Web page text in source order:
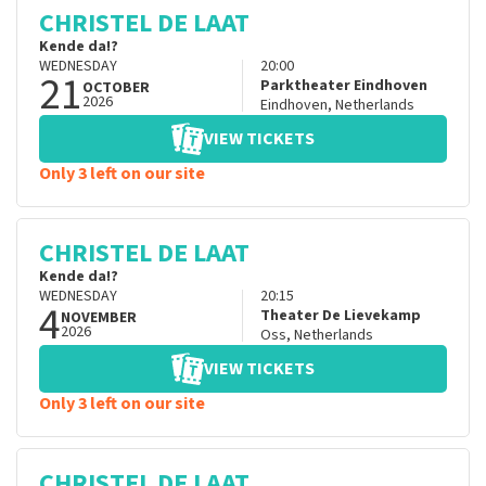
CHRISTEL DE LAAT
Kende da!?
WEDNESDAY
21 OCTOBER
2026
20:00
Parktheater Eindhoven
Eindhoven, Netherlands
VIEW TICKETS
Only 3 left on our site
CHRISTEL DE LAAT
Kende da!?
WEDNESDAY
4NOVEMBER
2026
20:15
Theater De Lievekamp
Oss, Netherlands
VIEW TICKETS
Only 3 left on our site